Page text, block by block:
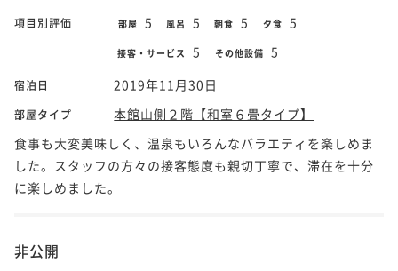
項目別評価 部屋 5 風呂 5 朝食 5 夕食 5
接客・サービス 5 その他設備 5
宿泊日 2019年11月30日
部屋タイプ
本館山側２階【和室６畳タイプ】
食事も大変美味しく、温泉もいろんなバラエティを楽しめま
した。スタッフの方々の接客態度も親切丁寧で、滞在を十分
に楽しめました。
非公開